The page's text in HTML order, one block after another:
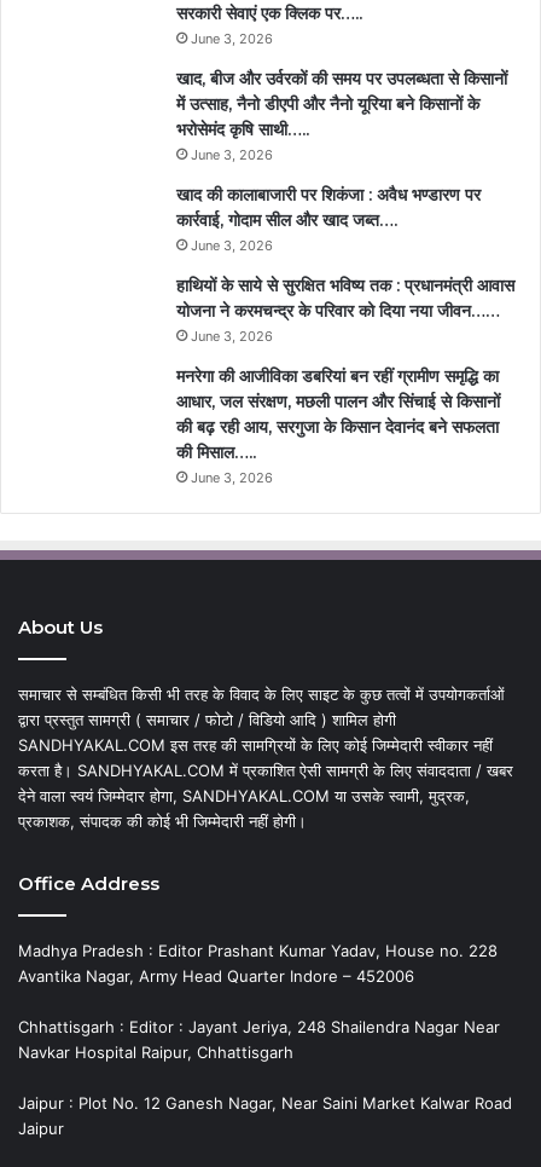
सरकारी सेवाएं एक क्लिक पर…..
June 3, 2026
खाद, बीज और उर्वरकों की समय पर उपलब्धता से किसानों
में उत्साह, नैनो डीएपी और नैनो यूरिया बने किसानों के
भरोसेमंद कृषि साथी…..
June 3, 2026
खाद की कालाबाजारी पर शिकंजा : अवैध भण्डारण पर
कार्रवाई, गोदाम सील और खाद जब्त….
June 3, 2026
हाथियों के साये से सुरक्षित भविष्य तक : प्रधानमंत्री आवास
योजना ने करमचन्द्र के परिवार को दिया नया जीवन……
June 3, 2026
मनरेगा की आजीविका डबरियां बन रहीं ग्रामीण समृद्धि का
आधार, जल संरक्षण, मछली पालन और सिंचाई से किसानों
की बढ़ रही आय, सरगुजा के किसान देवानंद बने सफलता
की मिसाल…..
June 3, 2026
About Us
समाचार से सम्बंधित किसी भी तरह के विवाद के लिए साइट के कुछ तत्वों में उपयोगकर्ताओं
द्वारा प्रस्तुत सामग्री ( समाचार / फोटो / विडियो आदि ) शामिल होगी
SANDHYAKAL.COM इस तरह की सामग्रियों के लिए कोई जिम्मेदारी स्वीकार नहीं
करता है। SANDHYAKAL.COM में प्रकाशित ऐसी सामग्री के लिए संवाददाता / खबर
देने वाला स्वयं जिम्मेदार होगा, SANDHYAKAL.COM या उसके स्वामी, मुद्रक,
प्रकाशक, संपादक की कोई भी जिम्मेदारी नहीं होगी।
Office Address
Madhya Pradesh : Editor Prashant Kumar Yadav, House no. 228
Avantika Nagar, Army Head Quarter Indore – 452006
Chhattisgarh : Editor : Jayant Jeriya, 248 Shailendra Nagar Near
Navkar Hospital Raipur, Chhattisgarh
Jaipur : Plot No. 12 Ganesh Nagar, Near Saini Market Kalwar Road
Jaipur